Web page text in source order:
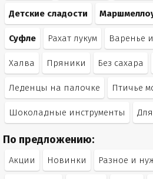
Детские сладости
Суфле Рахат лукум Варенье
Халва Пряники Без сахара
Леденцы на палочке Птичье
Шоколадные инструменты
По предложению:
Акции Новинки Разное и